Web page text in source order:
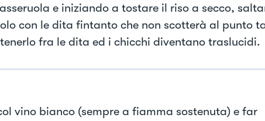
e iniziando a tostare il riso a secco,
con le dita fintanto che non scotterà al punto
fra le dita ed i chicchi diventano traslucidi.
vino bianco (sempre a fiamma sostenuta) e far